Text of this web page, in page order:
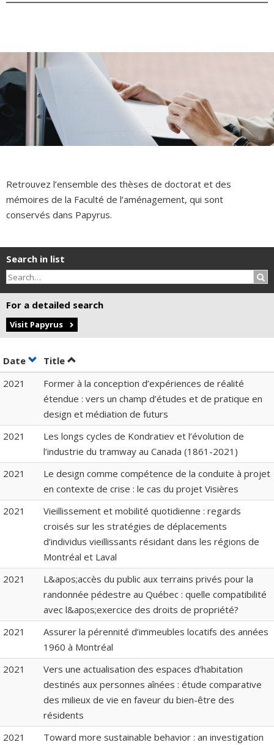
Retrouvez l’ensemble des thèses de doctorat et des
mémoires de la Faculté de l’aménagement, qui sont
conservés dans Papyrus.
Search in list
For a detailed search
Visit Papyrus
Date Sort by date in ascending order
Title Sort by title in ascending order
2021
Former à la conception d’expériences de réalité
étendue : vers un champ d’études et de pratique en
design et médiation de futurs
2021
Les longs cycles de Kondratiev et l’évolution de
l’industrie du tramway au Canada (1861-2021)
2021
Le design comme compétence de la conduite à projet
en contexte de crise : le cas du projet Visières
2021
Vieillissement et mobilité quotidienne : regards
croisés sur les stratégies de déplacements
d’individus vieillissants résidant dans les régions de
Montréal et Laval
2021
L&apos;accès du public aux terrains privés pour la
randonnée pédestre au Québec : quelle compatibilité
avec l&apos;exercice des droits de propriété?
2021
Assurer la pérennité d’immeubles locatifs des années
1960 à Montréal
2021
Vers une actualisation des espaces d’habitation
destinés aux personnes aînées : étude comparative
des milieux de vie en faveur du bien-être des
résidents
2021
Toward more sustainable behavior : an investigation